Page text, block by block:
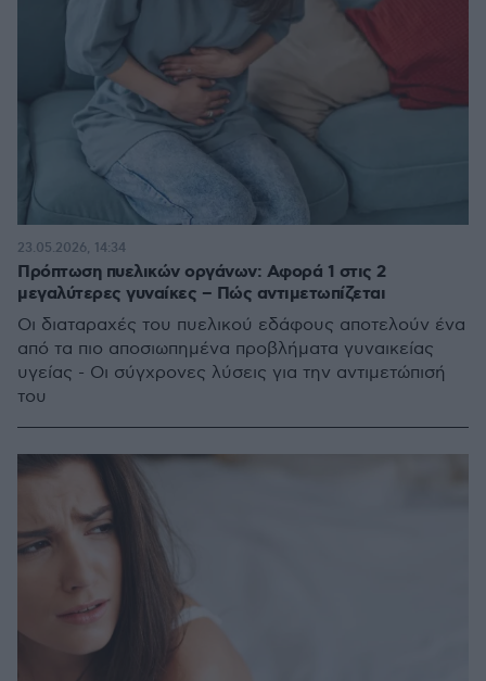
Πρόπτωση πυελικών οργάνων: Αφορά 1 στις 2
μεγαλύτερες γυναίκες – Πώς αντιμετωπίζεται
Οι διαταραχές του πυελικού εδάφους αποτελούν ένα
από τα πιο αποσιωπημένα προβλήματα γυναικείας
υγείας - Οι σύγχρονες λύσεις για την αντιμετώπισή
του
23.05.2026, 14:34